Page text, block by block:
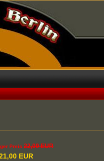
Preis 22,00 EUR
EUR